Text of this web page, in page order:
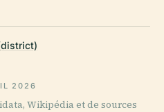
2026
Wikipédia et de sources